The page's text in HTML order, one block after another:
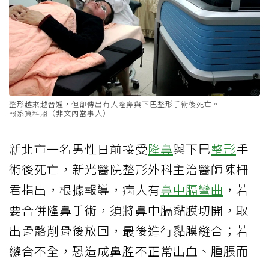
整形越來越普遍，但卻傳出有人隆鼻與下巴整形手術後死亡。
報系資料照（非文內當事人）
新北市一名男性日前接受隆鼻與下巴整形手
術後死亡，新光醫院整形外科主治醫師陳柵
君指出，根據報導，病人有鼻中膈彎曲 ，若
要合併隆鼻手術，須將鼻中膈黏膜切開，取
出骨骼削骨後放回，最後進行黏膜縫合；若
縫合不全，恐造成鼻腔不正常出血、腫脹而